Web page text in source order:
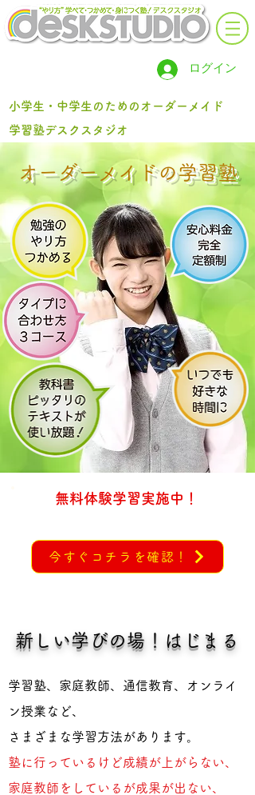
ログイン
小学生・中学生のためのオーダーメイド
学習塾デスクスタジオ
オーダーメイドの学習塾
無料体験学習実施中！
今すぐコチラを確認！
新しい学びの場！はじまる
学習塾、家庭教師、通信教育、オンライ
ン授業など、
さまざまな学習方法があります。
塾に行っているけど成績が上がらない、
家庭教師をしているが成果が出ない、